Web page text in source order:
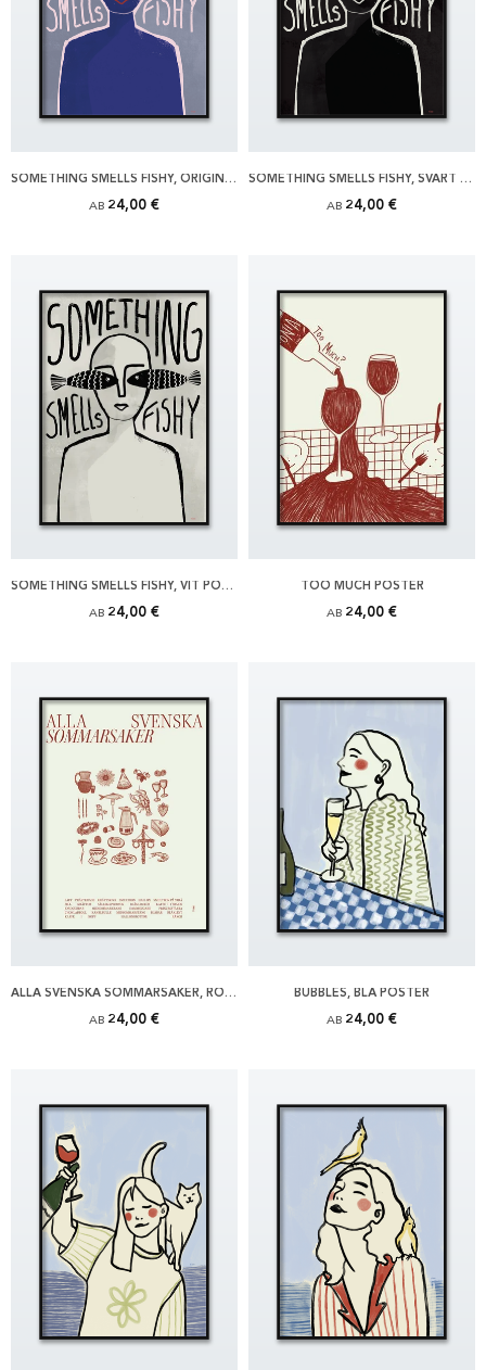
SOMETHING SMELLS FISHY, ORIGINAL POSTER
AB 24,00 €
SOMETHING SMELLS FISHY, SVART POSTER
AB 24,00 €
SOMETHING SMELLS FISHY, VIT POSTER
AB 24,00 €
TOO MUCH POSTER
AB 24,00 €
ALLA SVENSKA SOMMARSAKER, RÖD POSTER
AB 24,00 €
BUBBLES, BLÅ POSTER
AB 24,00 €